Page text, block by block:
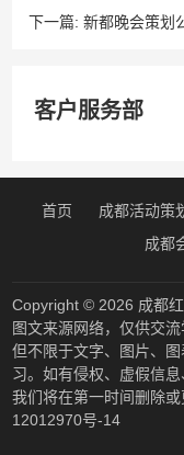
下一篇: 新都晚会策划
客户服务部
首页 成都活动策
成都
Copyright © 2026 成都
图文来源网络，仅供交
但不限于文字、图片、
习。如有侵权、虚假信
我们将在第一时间删除
12012970号-14